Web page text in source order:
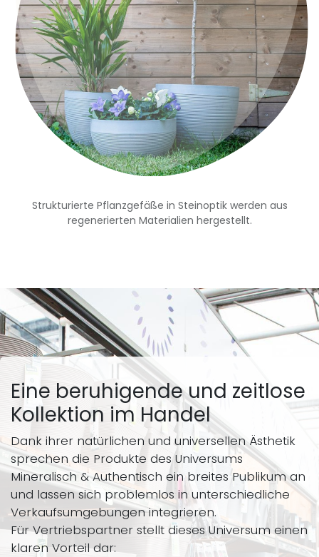
Strukturierte Pflanzgefäße in Steinoptik werden aus
regenerierten Materialien hergestellt.
Eine beruhigende und zeitlose
Kollektion im Handel
Dank ihrer natürlichen und universellen Ästhetik
sprechen die Produkte des Universums
Mineralisch & Authentisch ein breites Publikum an
und lassen sich problemlos in unterschiedliche
Verkaufsumgebungen integrieren.
Für Vertriebspartner stellt dieses Universum einen
klaren Vorteil dar: